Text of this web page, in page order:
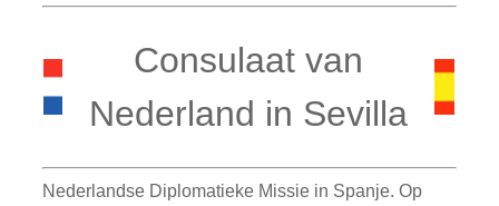
Consulaat van
Nederland in Sevilla
Nederlandse Diplomatieke Missie in Spanje. Op